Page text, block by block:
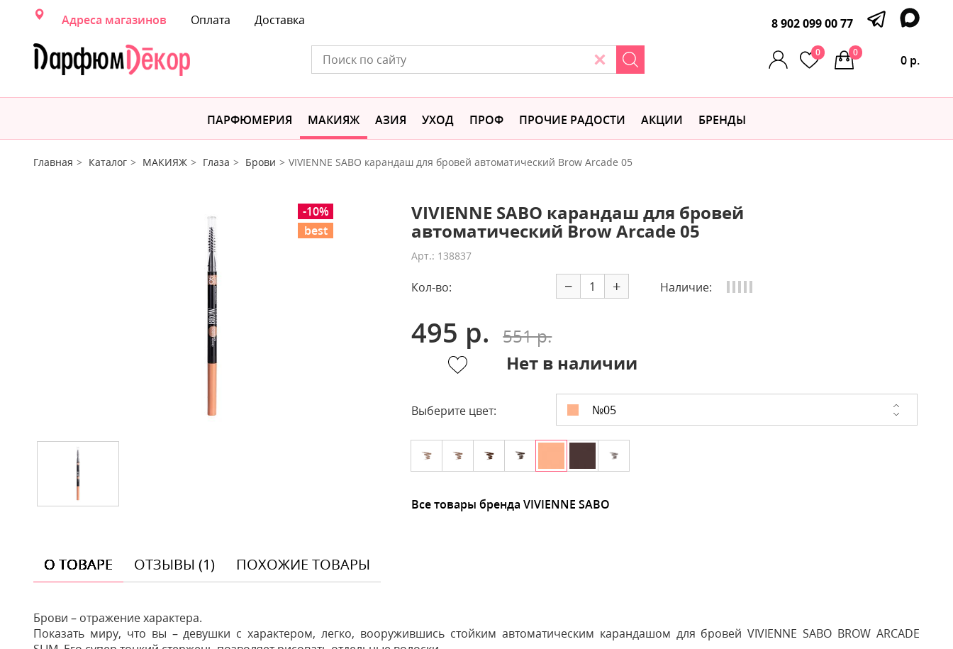
Адреса магазинов Оплата Доставка 8 902 099 00 77
0
0 р.
0
ПАРФЮМЕРИЯ МАКИЯЖ АЗИЯ УХОД ПРОФ ПРОЧИЕ РАДОСТИ АКЦИИ БРЕНДЫ
Главная Каталог МАКИЯЖ Глаза Брови VIVIENNE SABO карандаш для бровей автоматический Brow Arcade 05
-10%
best
VIVIENNE SABO карандаш для бровей
автоматический Brow Arcade 05
Арт.: 138837
Кол-во: − + Наличие:
495 р.
551 р.
Нет в наличии
Выберите цвет: №05
Все товары бренда VIVIENNE SABO
О ТОВАРЕ ОТЗЫВЫ (1) ПОХОЖИЕ ТОВАРЫ
Брови – отражение характера.
Показать миру, что вы – девушки с характером, легко, вооружившись стойким автоматическим карандашом для бровей VIVIENNE SABO BROW ARCADE